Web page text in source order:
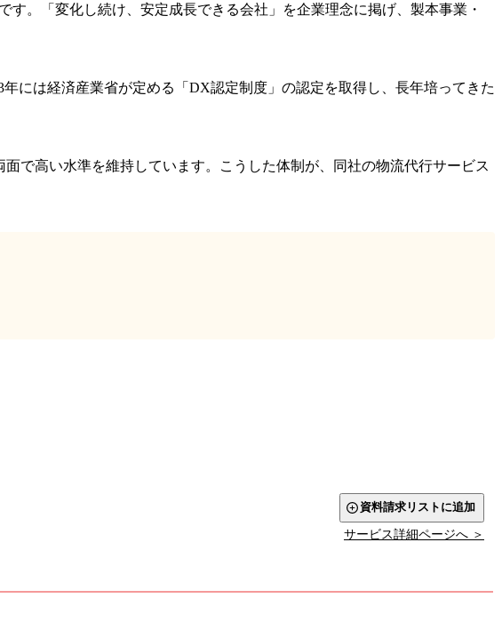
。「変化し続け、安定成長できる会社」を企業理念に掲げ、製本事業・
には経済産業省が定める「DX認定制度」の認定を取得し、長年培ってきた
で高い水準を維持しています。こうした体制が、同社の物流代行サービス
資料請求リストに追加
サービス詳細ページへ ＞